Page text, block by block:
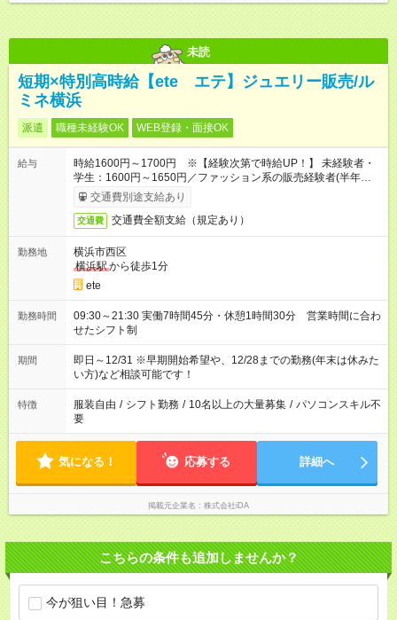
未読
短期×特別高時給【ete エテ】ジュエリー販売/ル
ミネ横浜
派遣 職種未経験OK WEB登録・面接OK
給与
時給1600円～1700円 ※【経験次第で時給UP！】 未経験者・
学生：1600円～1650円／ファッション系の販売経験者(半年以
上)：1650円～1700円
交通費別途支給あり
交通費 交通費全額支給（規定あり）
勤務地
横浜市西区
横浜駅から徒歩1分
ete
勤務時間
09:30～21:30 実働7時間45分・休憩1時間30分 営業時間に合わ
せたシフト制
期間
即日～12/31 ※早期開始希望や、12/28までの勤務(年末は休みた
い方)など相談可能です！
特徴 服装自由 / シフト勤務 / 10名以上の大量募集 / パソコンスキル不
要
気になる！ 応募する 詳細へ
掲載元企業名 株式会社iDA
こちらの条件も追加しませんか？
今が狙い目！急募